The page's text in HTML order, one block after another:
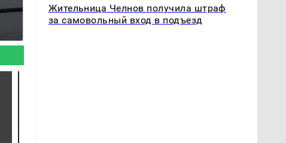
Где будет встреча
президентов США и
Такую зиму в России
никто не ждал: как
Жительница Челнов получила штраф
за самовольный вход в подъезд